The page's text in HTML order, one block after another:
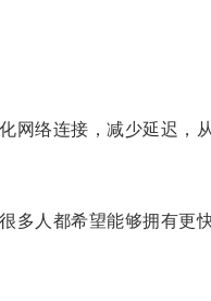
络连接，减少延迟，
人都希望能够拥有更快